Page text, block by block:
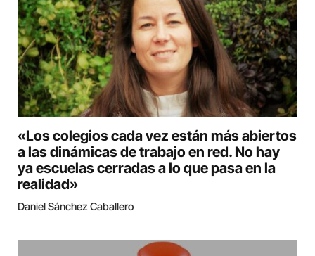
«Los colegios cada vez están más abiertos
a las dinámicas de trabajo en red. No hay
ya escuelas cerradas a lo que pasa en la
realidad»
Daniel Sánchez Caballero